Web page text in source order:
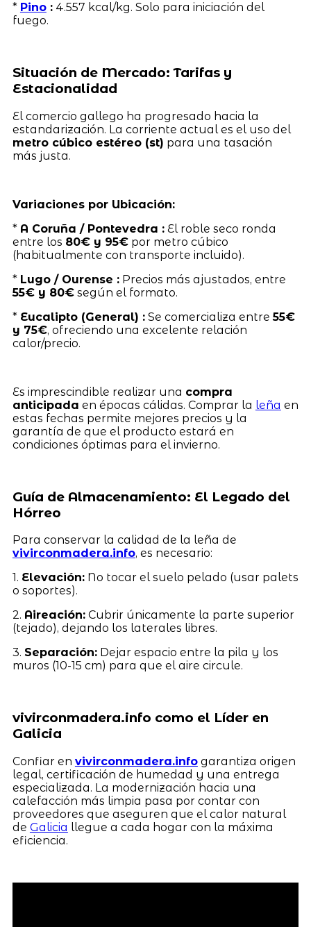
* Pino:4.557 kcal/kg. Solo para iniciación del
fuego.
Situación de Mercado: Tarifas y
Estacionalidad
El comercio gallego ha progresado hacia la
estandarización. La corriente actual es el uso del
metro cúbico estéreo (st) para una tasación
más justa.
Variaciones por Ubicación:
* A Coruña / Pontevedra :El roble seco ronda
entre los 80€ y 95€por metro cúbico
(habitualmente con transporte incluido).
* Lugo / Ourense :Precios más ajustados, entre
55€ y 80€según el formato.
* Eucalipto (General) :Se comercializa entre55€
y 75€, ofreciendo una excelente relación
calor/precio.
Es imprescindible realizar una compra
anticipada en épocas cálidas. Comprar la leña en
estas fechas permite mejores precios y la
garantía de que el producto estará en
condiciones óptimas para el invierno.
Guía de Almacenamiento: El Legado del
Hórreo
Para conservar la calidad de la leña de
vivirconmadera.info, es necesario:
1. Elevación:No tocar el suelo pelado (usar palets
o soportes).
2. Aireación:Cubrir únicamente la parte superior
(tejado), dejando los laterales libres.
3. Separación:Dejar espacio entre la pila y los
muros (10-15 cm) para que el aire circule.
vivirconmadera.info como el Líder en
Galicia
Confiar en vivirconmadera.infogarantiza origen
legal, certificación de humedad y una entrega
especializada. La modernización hacia una
calefacción más limpia pasa por contar con
proveedores que aseguren que el calor natural
de Galicia llegue a cada hogar con la máxima
eficiencia.